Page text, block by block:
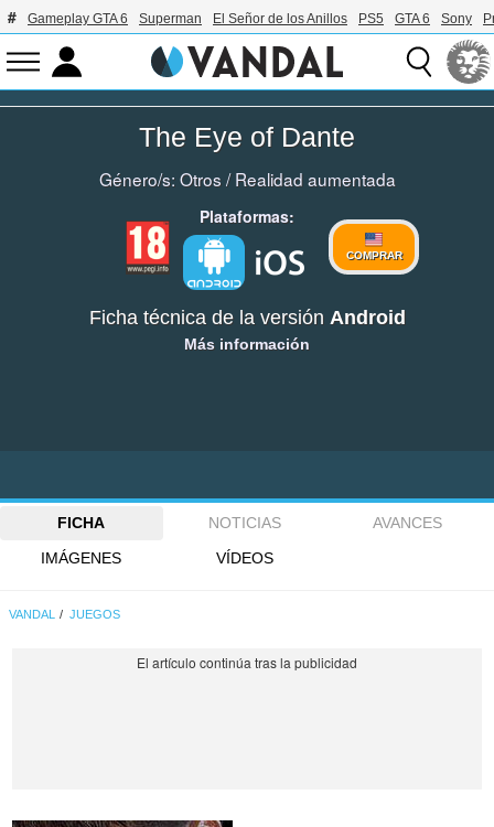
Gameplay GTA 6 Superman El Señor de los Anillos PS5 GTA 6 Sony
The Eye of Dante
Género/s: Otros/Realidad aumentada
Plataformas:
COMPRAR
Ficha técnica de la versión Android
Más información
FICHA NOTICIAS
AVANCES
IMÁGENES
VÍDEOS
VANDAL JUEGOS